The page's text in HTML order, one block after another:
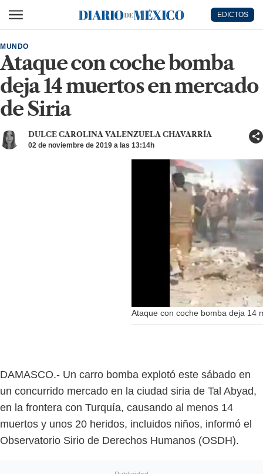
Diario de México
EDICTOS
Ataque con coche bomba
deja 14 muertos en mercado
de Siria
MUNDO
DULCE CAROLINA VALENZUELA CHAVARRÍA
02 de noviembre de 2019 a las 13:14h
Ataque con coche bomba deja 14
DAMASCO.- Un carro bomba explotó este sábado en
un concurrido mercado en la ciudad siria de Tal Abyad,
en la frontera con Turquía, causando al menos 14
muertos y unos 20 heridos, incluidos niños, informó el
Observatorio Sirio de Derechos Humanos (OSDH).